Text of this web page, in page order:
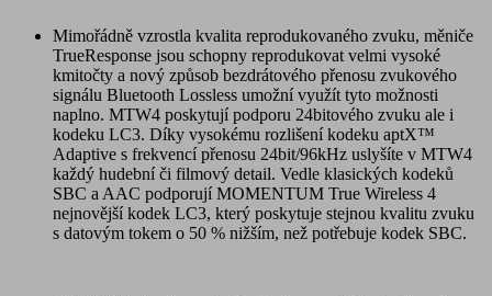
Mimořádně vzrostla kvalita reprodukovaného zvuku, měniče
TrueResponse jsou schopny reprodukovat velmi vysoké
kmitočty a nový způsob bezdrátového přenosu zvukového
signálu Bluetooth Lossless umožní využít tyto možnosti
naplno. MTW4 poskytují podporu 24bitového zvuku ale i
kodeku LC3. Díky vysokému rozlišení kodeku aptX™
Adaptive s frekvencí přenosu 24bit/96kHz uslyšíte v MTW4
každý hudební či filmový detail. Vedle klasických kodeků
SBC a AAC podporují MOMENTUM True Wireless 4
nejnovější kodek LC3, který poskytuje stejnou kvalitu zvuku
s datovým tokem o 50 % nižším, než potřebuje kodek SBC.